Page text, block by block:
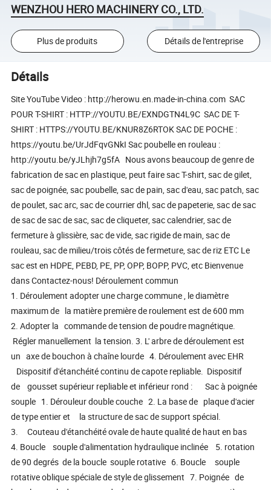
WENZHOU HERO MACHINERY CO., LTD.
Plus de produits Détails de l'entreprise
Détails
Site YouTube Video : http://herowu.en.made-in-china.com SAC
POUR T-SHIRT : HTTP://YOUTU.BE/EXNDGTN4L9C SAC DE T-
SHIRT : HTTPS://YOUTU.BE/KNUR8Z6RTOK SAC DE POCHE :
https://youtu.be/UrJdFqvGNkI Sac poubelle en rouleau :
http://youtu.be/yJLhjh7g5fA Nous avons beaucoup de genre de
fabrication de sac en plastique, peut faire sac T-shirt, sac de gilet,
sac de poignée, sac poubelle, sac de pain, sac d'eau, sac patch, sac
de poulet, sac arc, sac de courrier dhl, sac de papeterie, sac de sac
de sac de sac de sac, sac de cliqueter, sac calendrier, sac de
fermeture à glissière, sac de vide, sac rigide de main, sac de
rouleau, sac de milieu/trois côtés de fermeture, sac de riz ETC Le
sac est en HDPE, PEBD, PE, PP, OPP, BOPP, PVC, etc Bienvenue
dans Contactez-nous! Déroulement commun
1. Déroulement adopter une charge commune , le diamètre
maximum de la matière première de roulement est de 600 mm
2. Adopter la commande de tension de poudre magnétique.
Régler manuellement la tension. 3. L' arbre de déroulement est
un axe de bouchon à chaîne lourde 4. Déroulement avec EHR
Dispositif d'étanchéité continu de capote repliable. Dispositif
de gousset supérieur repliable et inférieur rond : Sac à poignée
souple 1. Dérouleur double couche 2. La base de plaque d'acier
de type entier et la structure de sac de support spécial.
3. Couteau d'étanchéité ovale de haute qualité de haut en bas
4. Boucle souple d'alimentation hydraulique inclinée 5. rotation
de 90 degrés de la boucle souple rotative 6. Boucle souple
rotative oblique spéciale de style de glissement 7. Poignée de